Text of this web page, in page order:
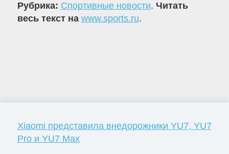
Рубрика: Спортивные новости. Читать
весь текст на www.sports.ru.
Xiaomi представила внедорожники YU7, YU7
Pro и YU7 Max